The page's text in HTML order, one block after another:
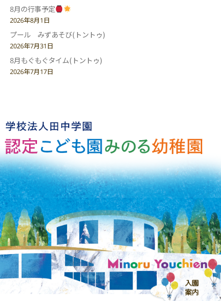
8月の行事予定
2026年8月1日
プール みずあそび(トントゥ)
2026年7月31日
8月もぐもぐタイム(トントゥ)
2026年7月17日